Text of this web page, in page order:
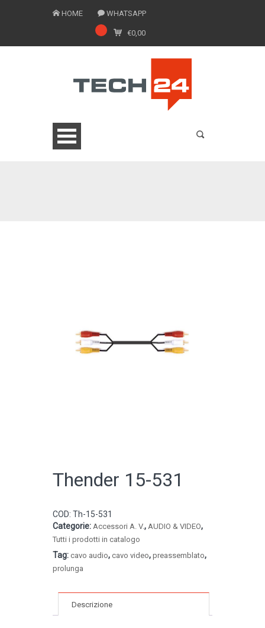
HOME WHATSAPP
€0,00
CATALOGO ONLINE
Thender 15-531
COD: Th-15-531
Categorie: Accessori A. V., AUDIO & VIDEO,
Tutti i prodotti in catalogo
Tag: cavo audio, cavo video, preassemblato,
prolunga
Descrizione